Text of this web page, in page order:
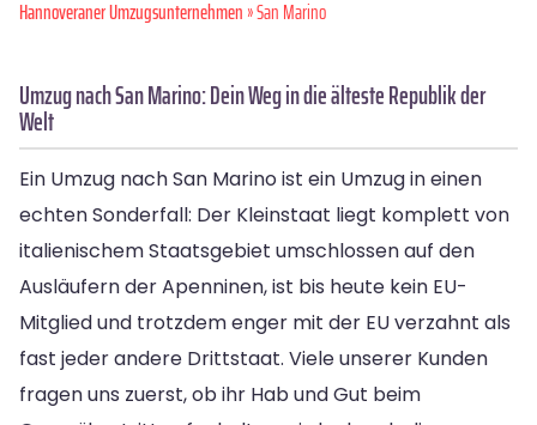
Hannoveraner Umzugsunternehmen» San Marino
Umzug nach San Marino: Dein Weg in die älteste Republik der
Welt
Ein Umzug nach San Marino ist ein Umzug in einen
echten Sonderfall: Der Kleinstaat liegt komplett von
italienischem Staatsgebiet umschlossen auf den
Ausläufern der Apenninen, ist bis heute kein EU-
Mitglied und trotzdem enger mit der EU verzahnt als
fast jeder andere Drittstaat. Viele unserer Kunden
fragen uns zuerst, ob ihr Hab und Gut beim